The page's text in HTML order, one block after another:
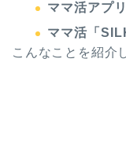
ママ活アプ
ママ活「
こんなことを紹介